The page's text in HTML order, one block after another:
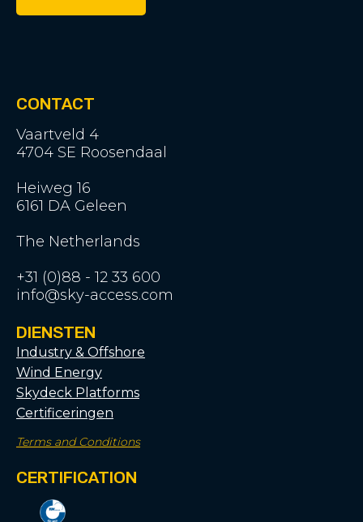
CONTACT
Vaartveld 4
4704 SE Roosendaal
Heiweg 16
6161 DA Geleen
The Netherlands
+31 (0)88 - 12 33 600
info@sky-access.com
DIENSTEN
Industry & Offshore
Wind Energy
Skydeck Platforms
Certificeringen
Terms and Conditions
CERTIFICATION